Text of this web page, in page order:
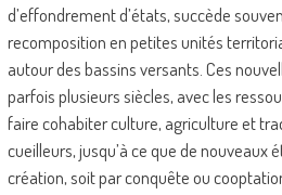
d’effondrement d’états, succède
recomposition en petites unités
autour des bassins versants. Ces
parfois plusieurs siècles, avec les
faire cohabiter culture, agriculture et
cueilleurs, jusqu’à ce que de nouveaux
création, soit par conquête ou